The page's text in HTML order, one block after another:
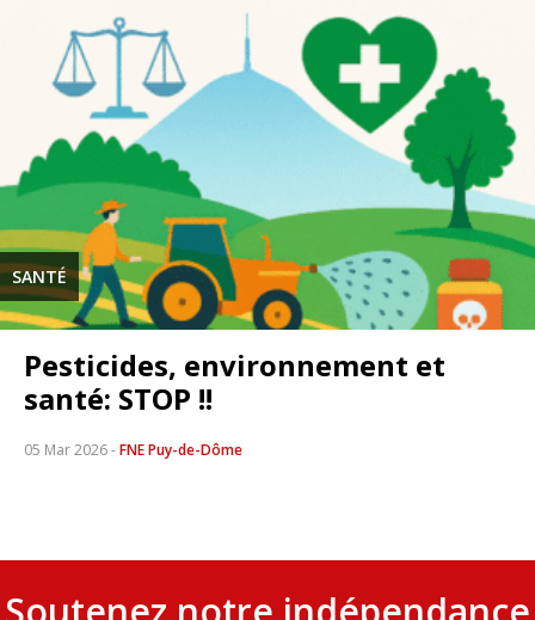
SANTÉ
Pesticides, environnement et
santé: STOP !!
05 Mar 2026-FNE Puy-de-Dôme